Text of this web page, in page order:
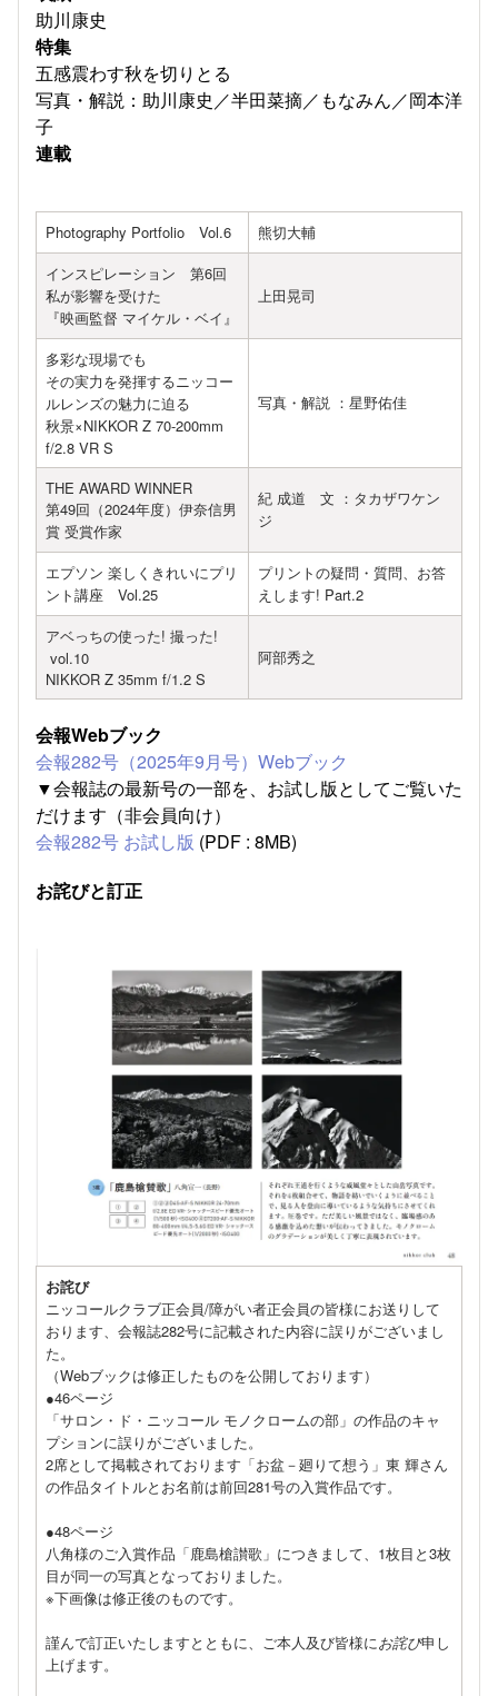
助川康史
特集
五感震わす秋を切りとる
写真・解説：助川康史／半田菜摘／もなみん／岡本洋
子
連載
Photography Portfolio Vol.6
熊切大輔
インスピレーション 第6回
私が影響を受けた
『映画監督 マイケル・ベイ』
上田晃司
多彩な現場でも
その実力を発揮するニッコー
ルレンズの魅力に迫る
秋景×NIKKOR Z 70-200mm
f/2.8 VR S
写真・解説 ：星野佑佳
THE AWARD WINNER
第49回（2024年度）伊奈信男
賞 受賞作家
紀 成道 文 ：タカザワケン
ジ
エプソン 楽しくきれいにプリ
ント講座 Vol.25
プリントの疑問・質問、お答
えします! Part.2
アベっちの使った! 撮った!
vol.10
NIKKOR Z 35mm f/1.2 S
阿部秀之
会報Webブック
会報282号（2025年9月号）Webブック
▼会報誌の最新号の一部を、お試し版としてご覧いた
だけます（非会員向け）
会報282号 お試し版 (PDF : 8MB)
お詫びと訂正
お詫び
ニッコールクラブ正会員/障がい者正会員の皆様にお送りして
おります、会報誌282号に記載された内容に誤りがございまし
た。
（Webブックは修正したものを公開しております）
●46ページ
「サロン・ド・ニッコール モノクロームの部」の作品のキャ
プションに誤りがございました。
2席として掲載されております「お盆－廻りて想う」東 輝さん
の作品タイトルとお名前は前回281号の入賞作品です。
●48ページ
八角様のご入賞作品「鹿島槍讃歌」につきまして、1枚目と3枚
目が同一の写真となっておりました。
※下画像は修正後のものです。
謹んで訂正いたしますとともに、ご本人及び皆様に お詫び申し
上げます。